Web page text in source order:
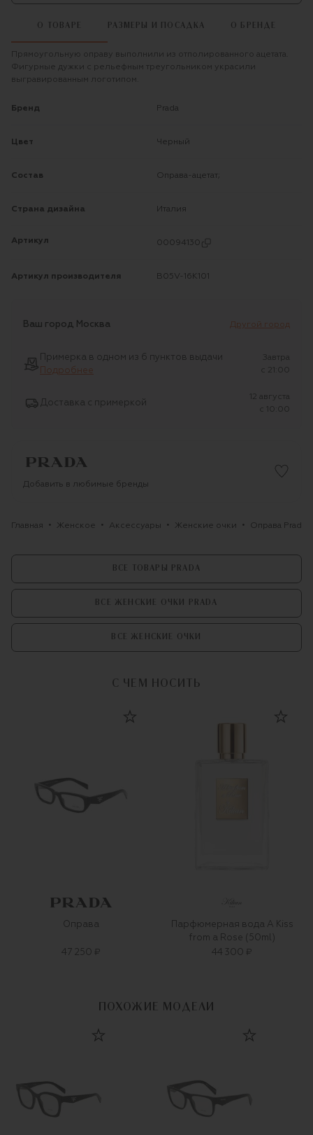
О ТОВАРЕ РАЗМЕРЫ И ПОСАДКА О БРЕНДЕ
Прямоугольную оправу выполнили из отполированного ацетата.
Фигурные дужки с рельефным треугольником украсили
выгравированным логотипом.
Бренд Prada
Цвет Черный
Состав Оправа-ацетат;
Страна дизайна Италия
Артикул 00094130
Артикул производителя B05V-16K101
Ваш город Москва Другой город
Примерка в одном из 6 пунктов выдачи
Подробнее
Завтра
c 21:00
Доставка с примеркой
12 августа
c 10:00
Добавить в любимые бренды
Главная Женское Аксессуары Женские очки Оправа Prada
ВСЕ ТОВАРЫ PRADA
ВСЕ ЖЕНСКИЕ ОЧКИ PRADA
ВСЕ ЖЕНСКИЕ ОЧКИ
С ЧЕМ НОСИТЬ
Оправа
47 250 ₽
Парфюмерная вода A Kiss
from a Rose (50ml)
44 300 ₽
ПОХОЖИЕ МОДЕЛИ